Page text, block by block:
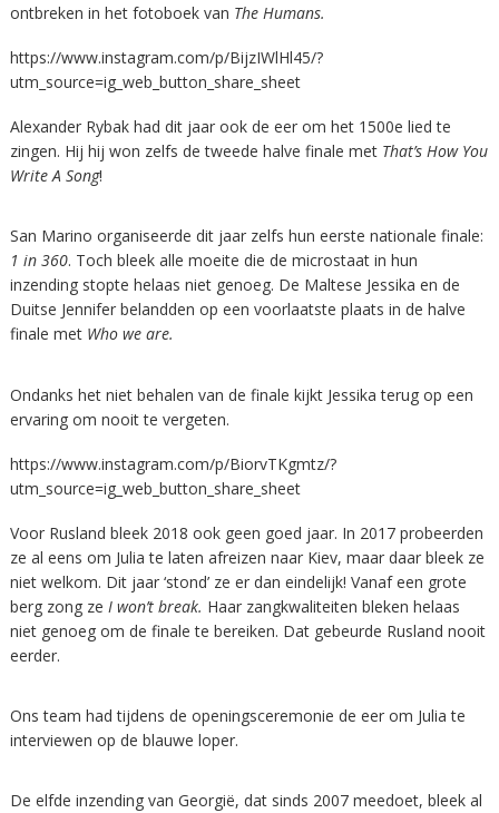
ontbreken in het fotoboek van The Humans.
https://www.instagram.com/p/BijzIWlHl45/?
utm_source=ig_web_button_share_sheet
Alexander Rybak had dit jaar ook de eer om het 1500e lied te
zingen. Hij hij won zelfs de tweede halve finale met That’s How You
Write A Song!
San Marino organiseerde dit jaar zelfs hun eerste nationale finale:
1 in 360. Toch bleek alle moeite die de microstaat in hun
inzending stopte helaas niet genoeg. De Maltese Jessika en de
Duitse Jennifer belandden op een voorlaatste plaats in de halve
finale met Who we are.
Ondanks het niet behalen van de finale kijkt Jessika terug op een
ervaring om nooit te vergeten.
https://www.instagram.com/p/BiorvTKgmtz/?
utm_source=ig_web_button_share_sheet
Voor Rusland bleek 2018 ook geen goed jaar. In 2017 probeerden
ze al eens om Julia te laten afreizen naar Kiev, maar daar bleek ze
niet welkom. Dit jaar ‘stond’ ze er dan eindelijk! Vanaf een grote
berg zong ze I won’t break. Haar zangkwaliteiten bleken helaas
niet genoeg om de finale te bereiken. Dat gebeurde Rusland nooit
eerder.
Ons team had tijdens de openingsceremonie de eer om Julia te
interviewen op de blauwe loper.
De elfde inzending van Georgië, dat sinds 2007 meedoet, bleek al